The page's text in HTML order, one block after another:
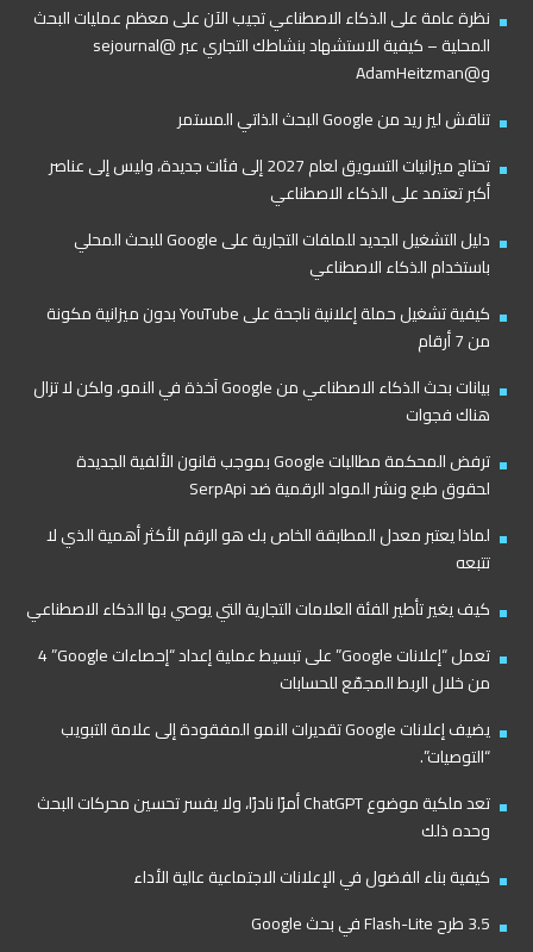
نظرة عامة على الذكاء الاصطناعي تجيب الآن على معظم عمليات البحث
المحلية – كيفية الاستشهاد بنشاطك التجاري عبر @sejournal
و@AdamHeitzman
تناقش ليز ريد من Google البحث الذاتي المستمر
تحتاج ميزانيات التسويق لعام 2027 إلى فئات جديدة، وليس إلى عناصر
أكبر تعتمد على الذكاء الاصطناعي
دليل التشغيل الجديد للملفات التجارية على Google للبحث المحلي
باستخدام الذكاء الاصطناعي
كيفية تشغيل حملة إعلانية ناجحة على YouTube بدون ميزانية مكونة
من 7 أرقام
بيانات بحث الذكاء الاصطناعي من Google آخذة في النمو، ولكن لا تزال
هناك فجوات
ترفض المحكمة مطالبات Google بموجب قانون الألفية الجديدة
لحقوق طبع ونشر المواد الرقمية ضد SerpApi
لماذا يعتبر معدل المطابقة الخاص بك هو الرقم الأكثر أهمية الذي لا
تتبعه
كيف يغير تأطير الفئة العلامات التجارية التي يوصي بها الذكاء الاصطناعي
تعمل “إعلانات Google” على تبسيط عملية إعداد “إحصاءات Google”‏ 4
من خلال الربط المجمّع للحسابات
يضيف إعلانات Google تقديرات النمو المفقودة إلى علامة التبويب
“التوصيات”.
تعد ملكية موضوع ChatGPT أمرًا نادرًا، ولا يفسر تحسين محركات البحث
وحده ذلك
كيفية بناء الفضول في الإعلانات الاجتماعية عالية الأداء
3.5 طرح Flash-Lite في بحث Google